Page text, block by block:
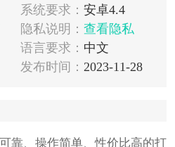
系统要求： 安卓4.4
隐私说明： 查看隐私
语言要求： 中文
发布时间： 2023-11-28
可靠、操作简单、性价比高的打